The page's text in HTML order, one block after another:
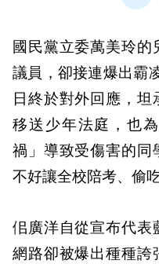
國民黨立委萬美玲
議員，卻接連爆出霸
日終於對外回應，
移送少年法庭，也
禍」導致受傷害的同
不好讓全校陪考、偷
佀廣洋自從宣布代表
網路卻被爆出種種誇